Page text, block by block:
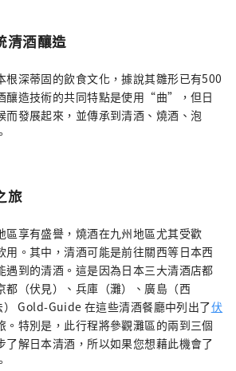
清酒釀造
根深蒂固的飲食文化，據說其雛形已有500
釀造技術的共同特點是使用“曲”，但日
而發展起來，並傳承到清酒、燒酒、泡
旅
區享有盛譽，燒酒在九州地區尤其受歡
用。其中，清酒可能是前往關西等日本西
遇到的清酒。這是因為日本三大清酒店都
都（伏見）、兵庫（灘）、廣島（西
Gold-Guide 在這些清酒餐廳中列出了伏
。特別是，此行程將參觀灘區的兩到三個
了解日本清酒，所以如果您想藉此機會了